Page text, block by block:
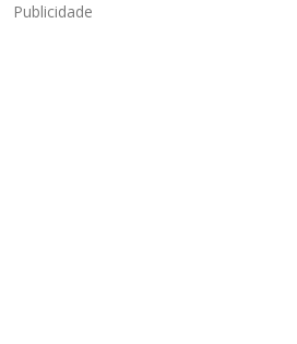
Publicidade